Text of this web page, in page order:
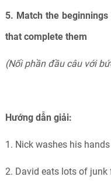
5. Match the
that complete them
(Nối phần đầu câu với
Hướng dẫn giải:
1. Nick washes his
2. David eats lots of junk